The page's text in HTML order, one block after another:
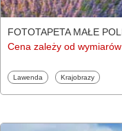
FOTOTAPETA MAŁE
Cena zależy od wymiarów
Fototapety
Lawenda Fototapety
Krajobrazy